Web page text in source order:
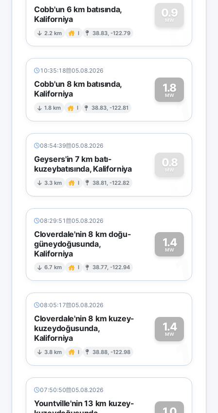
Cobb'un 6 km batısında,
Kaliforniya
2.2 km I 38.83, -122.79
0.9
MW
0
10:35:18 05.08.2026
Cobb'un 8 km batısında,
Kaliforniya
1.8 km I 38.83, -122.81
1.8
MW1
08:54:39 05.08.2026
Geysers'in 7 km batı-
kuzeybatısında, Kaliforniya
3.3 km I 38.81, -122.82
0.8
MW
0
08:29:51 05.08.2026
Cloverdale'nin 8 km doğu-
güneydoğusunda,
Kaliforniya
6.7 km I 38.77, -122.94
1.4
MW
1
08:05:17 05.08.2026
Cloverdale'nin 8 km kuzey-
kuzeydoğusunda,
Kaliforniya
3.8 km I 38.88, -122.98
1.4
MW
1
07:50:50 05.08.2026
Yountville'nin 13 km kuzey-